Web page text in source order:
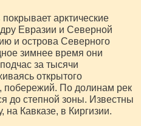
арктические
Евразии и Северной
и острова Северного
зимнее время они
за тысячи
открытого
По долинам рек
до степной зоны. Известны
Кавказе, в Киргизии.